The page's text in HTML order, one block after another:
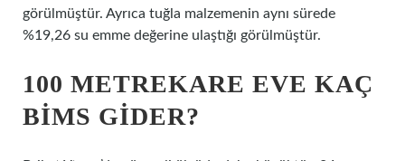
görülmüştür. Ayrıca tuğla malzemenin aynı sürede
%19,26 su emme değerine ulaştığı görülmüştür.
100 METREKARE EVE KAÇ
BIMS GIDER?